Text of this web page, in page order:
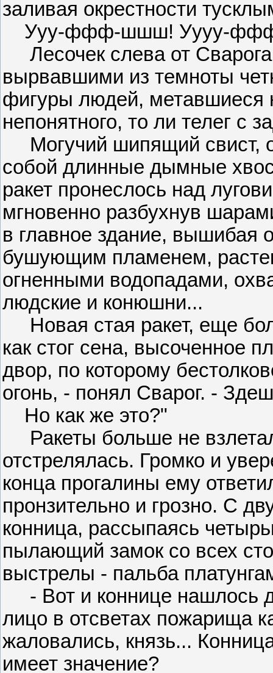
заливая окрестности
Ууу-ффф-шшш! Уууу-
Лесочек слева от
вырвавшими из темноты
фигуры людей, метавшиеся
непонятного, то ли телег с
Могучий шипящий свист,
собой длинные дымные
ракет пронеслось над
мгновенно разбухнув
в главное здание, вышибая
бушующим пламенем,
огненными водопадами,
людские и конюшни...
Новая стая ракет, еще
как стог сена, высоченное
двор, по которому
огонь, - понял Сварог. -
Но как же это?"
Ракеты больше не
отстрелялась. Громко и
конца прогалины ему
пронзительно и грозно. С
конница, рассыпаясь
пылающий замок со всех
выстрелы - пальба
- Вот и коннице нашлось
лицо в отсветах пожарища
жаловались, князь...
имеет значение?